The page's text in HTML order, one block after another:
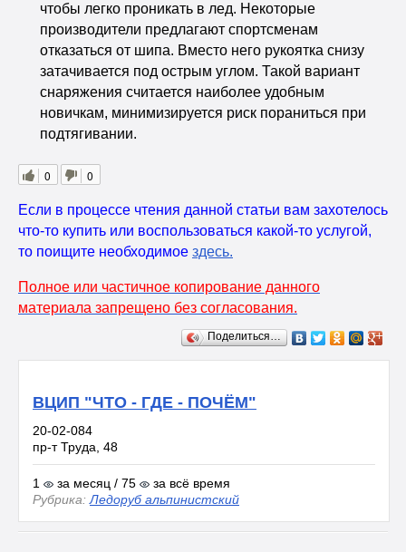
чтобы легко проникать в лед. Некоторые
производители предлагают спортсменам
отказаться от шипа. Вместо него рукоятка снизу
затачивается под острым углом. Такой вариант
снаряжения считается наиболее удобным
новичкам, минимизируется риск пораниться при
подтягивании.
0 0
Если в процессе чтения данной статьи вам захотелось
что-то купить или воспользоваться какой-то услугой,
то поищите необходимое здесь.
Полное или частичное копирование данного
материала запрещено без согласования.
Поделиться…
ВЦИП "ЧТО - ГДЕ - ПОЧЁМ"
20-02-084
пр-т Труда, 48
1 за месяц / 75
за всё время
Рубрика: Ледоруб альпинистский